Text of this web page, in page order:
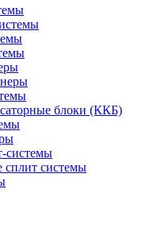
блоки (ККБ)
системы
сплит системы